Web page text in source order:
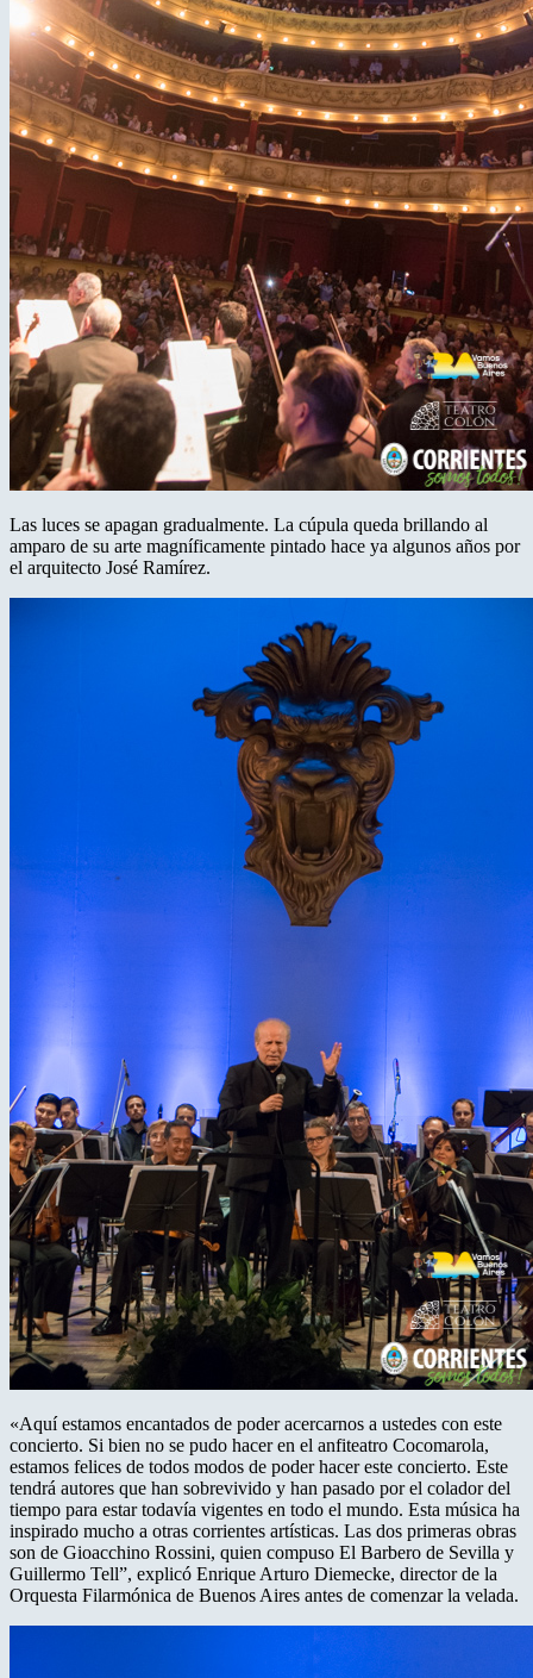
Las luces se apagan gradualmente. La cúpula queda brillando al
amparo de su arte magníficamente pintado hace ya algunos años por
el arquitecto José Ramírez.
«Aquí estamos encantados de poder acercarnos a ustedes con este
concierto. Si bien no se pudo hacer en el anfiteatro Cocomarola,
estamos felices de todos modos de poder hacer este concierto. Este
tendrá autores que han sobrevivido y han pasado por el colador del
tiempo para estar todavía vigentes en todo el mundo. Esta música ha
inspirado mucho a otras corrientes artísticas. Las dos primeras obras
son de Gioacchino Rossini, quien compuso El Barbero de Sevilla y
Guillermo Tell”, explicó Enrique Arturo Diemecke, director de la
Orquesta Filarmónica de Buenos Aires antes de comenzar la velada.